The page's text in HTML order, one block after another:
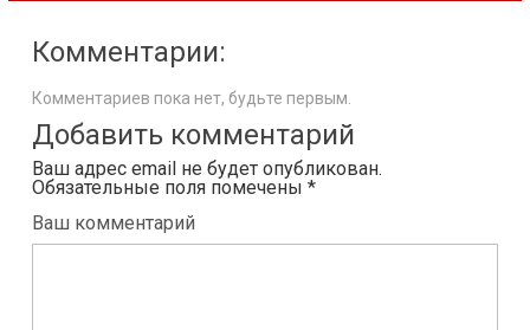
Комментарии:
Комментариев пока нет, будьте первым.
Добавить комментарий
Ваш адрес email не будет опубликован.
Обязательные поля помечены *
Ваш комментарий